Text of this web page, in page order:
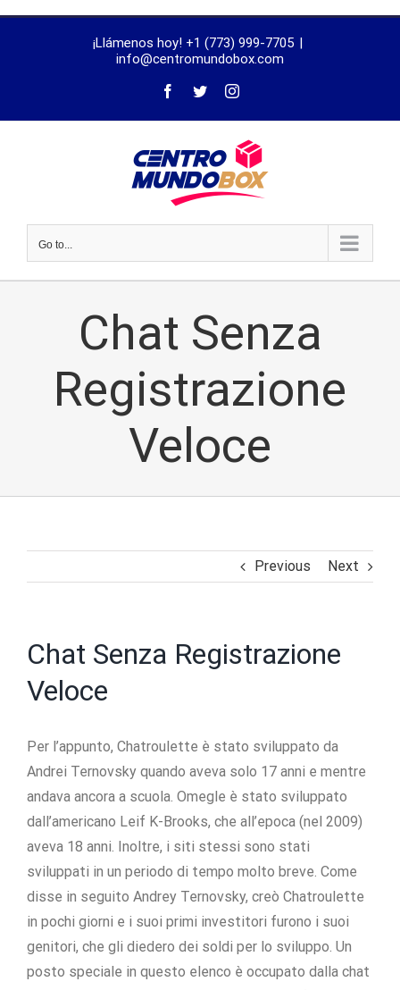
¡Llámenos hoy! +1 (773) 999-7705 |
info@centromundobox.com
Go to...
Chat Senza
Registrazione
Veloce
Previous Next
Chat Senza Registrazione
Veloce
Per l’appunto, Chatroulette è stato sviluppato da
Andrei Ternovsky quando aveva solo 17 anni e mentre
andava ancora a scuola. Omegle è stato sviluppato
dall’americano Leif K-Brooks, che all’epoca (nel 2009)
aveva 18 anni. Inoltre, i siti stessi sono stati
sviluppati in un periodo di tempo molto breve. Come
disse in seguito Andrey Ternovsky, creò Chatroulette
in pochi giorni e i suoi primi investitori furono i suoi
genitori, che gli diedero dei soldi per lo sviluppo. Un
posto speciale in questo elenco è occupato dalla chat